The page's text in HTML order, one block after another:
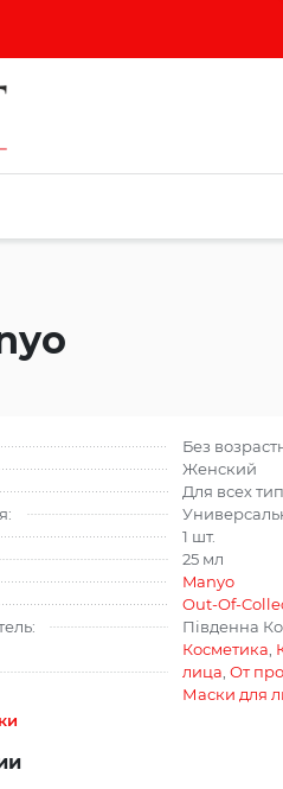
Без
Женский
Для всех
1 шт.
25 мл
Manyo
Out-Of-
Південна
Косметика
лица От
Маски для